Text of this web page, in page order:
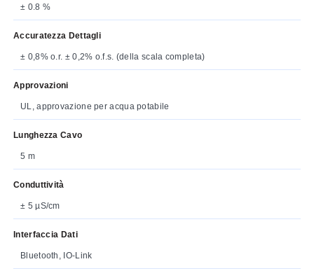
± 0.8 %
Accuratezza Dettagli
± 0,8% o.r. ± 0,2% o.f.s. (della scala completa)
Approvazioni
UL, approvazione per acqua potabile
Lunghezza Cavo
5 m
Conduttività
± 5 µS/cm
Interfaccia Dati
Bluetooth, IO-Link